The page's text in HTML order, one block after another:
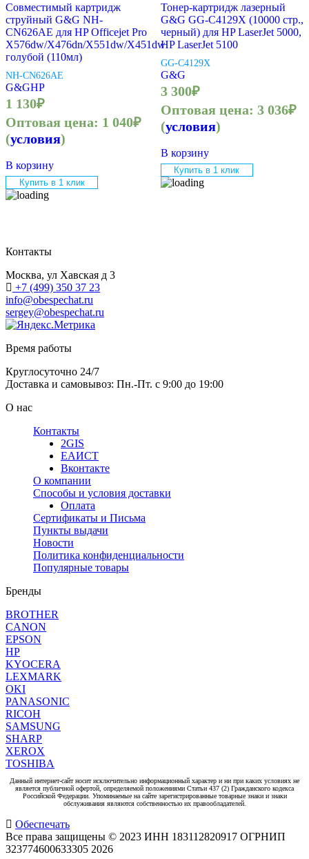
Совместимый картридж
струйный G&G NH-
CN626AE для HP Officejet Pro
X576dw/X476dn/X551dw/X451dw
голубой (110мл)
NH-CN626AE
G&GHP
1 130₽
Оптовая цена: 1 040₽
(условия)
В корзину
Купить в 1 клик
Тонер-картридж лазерный
G&G GG-C4129X (10000 стр.,
черный) для HP LaserJet 5000,
HP LaserJet 5100
GG-C4129X
G&G
3 300₽
Оптовая цена: 3 036₽
(условия)
В корзину
Купить в 1 клик
Контакты
Москва, ул Хавская д 3
+7 (499) 350 37 23
info@obespechat.ru
sergey@obespechat.ru
Время работы
Круглосуточно 24/7
Доставка и самовывоз: Пн.-Пт. с 9:00 до 19:00
О нас
Контакты
2GIS
ЕАИСТ
Вконтакте
О компании
Способы и условия доставки
Оплата
Сертификаты и Письма
Пункты выдачи
Новости
Политика конфиденциальности
Популярные товары
Бренды
BROTHER
CANON
EPSON
HP
KYOCERA
LEXMARK
OKI
PANASONIC
RICOH
SAMSUNG
SHARP
XEROX
TOSHIBA
Данный интернет-сайт носит исключительно информационный характер и ни при каких условиях не
является публичной офертой, определяемой положениями Статьи 437 (2) Гражданского кодекса
Российской Федерации. Упоминаемые на сайте зарегистрированные товарные знаки и знаки
обслуживания являются собственностью их правообладателей.
Обеспечать
Все права защищены © 2023 ИНН 183112820917 ОГРНИП
323774600633305 2026